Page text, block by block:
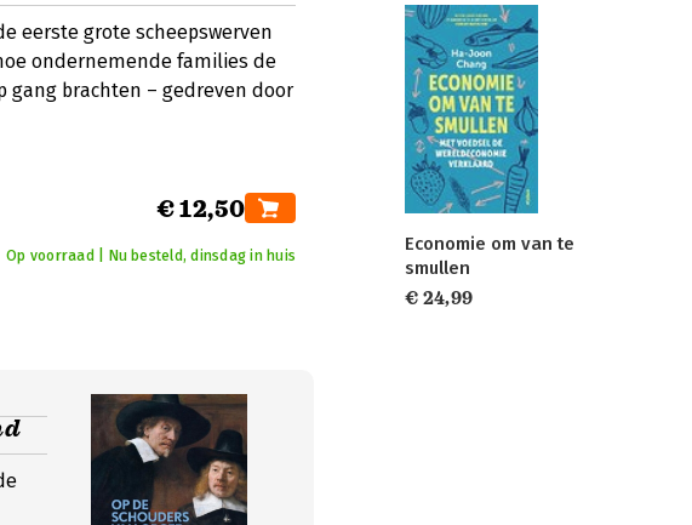
eerste grote scheepswerven
ondernemende families de
brachten – gedreven door
€ 12,50
Op voorraad | Nu besteld, dinsdag in huis
Economie om van te
smullen
€ 24,99